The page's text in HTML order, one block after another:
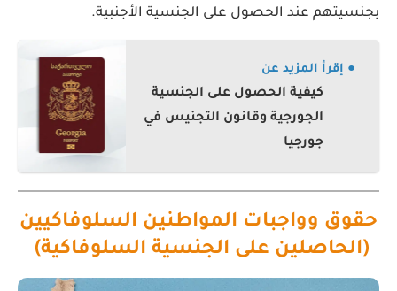
بجنسيتهم عند الحصول على الجنسية الأجنبية.
● إقرأ المزيد عن
كيفية الحصول على الجنسية
الجورجية وقانون التجنيس في
جورجيا
حقوق وواجبات المواطنين السلوفاكيين
(الحاصلين على الجنسية السلوفاكية)